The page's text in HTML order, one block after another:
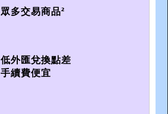
眾多交易商品²
低外匯兌換點差
手續費便宜